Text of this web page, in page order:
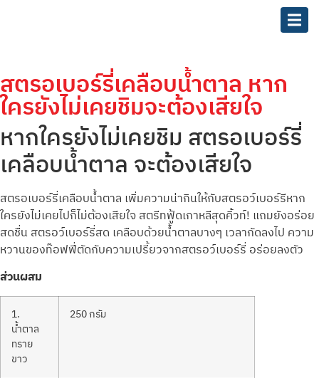
สตรอเบอร์รี่เคลือบน้ำตาล หาก
ใครยังไม่เคยชิมจะต้องเสียใจ
หากใครยังไม่เคยชิม สตรอเบอร์รี่
เคลือบน้ำตาล จะต้องเสียใจ
สตรอเบอร์รี่เคลือบน้ำตาล เพิ่มความน่ากินให้กับสตรอว์เบอร์รีหาก
ใครยังไม่เคยไปก็ไม่ต้องเสียใจ สตรีทฟู้ดเกาหลีสุดคิ้วท์! แถมยังอร่อย
สดชื่น สตรอว์เบอร์รี่สด เคลือบด้วยน้ำตาลบางๆ เวลากัดลงไป ความ
หวานของท๊อฟฟี่ตัดกับความเปรี้ยวจากสตรอว์เบอร์รี่ อร่อยลงตัว
ส่วนผสม
1.
น้ำตาล
ทราย
ขาว
250 กรัม